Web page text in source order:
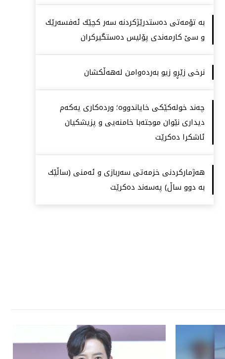
بە تۆمەتی دەستدرێژكردنە سەر كچێك ئەفسەرێك
و سێ كارمەندی پۆلیس دەستگیركران
نرخی زێڕو زیو بەردەوامن لەهەڵكشان
چەند خولەكێكی خایاندووە؛ وردەكاری یەكەم
دیداری نێوان موجتەبا خامنەیی و پزیشكیان
ئاشكرا دەكرێت
هەژماركردنی خزمەتی سەربازی و ئەمنی (ساڵێك
بە دوو ساڵ) پەسەند دەكرێت